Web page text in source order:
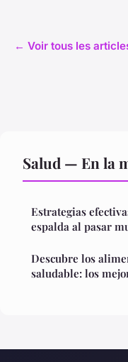
← Voir tous les
Salud — En la
Estrategias
espalda al pasar
Descubre los
saludable: los